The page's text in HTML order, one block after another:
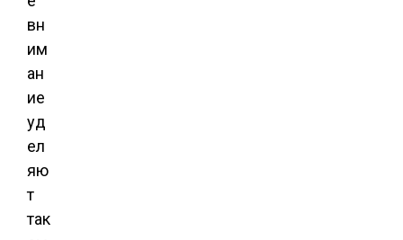
вн
им
ан
ие
уд
ел
яю
т
так